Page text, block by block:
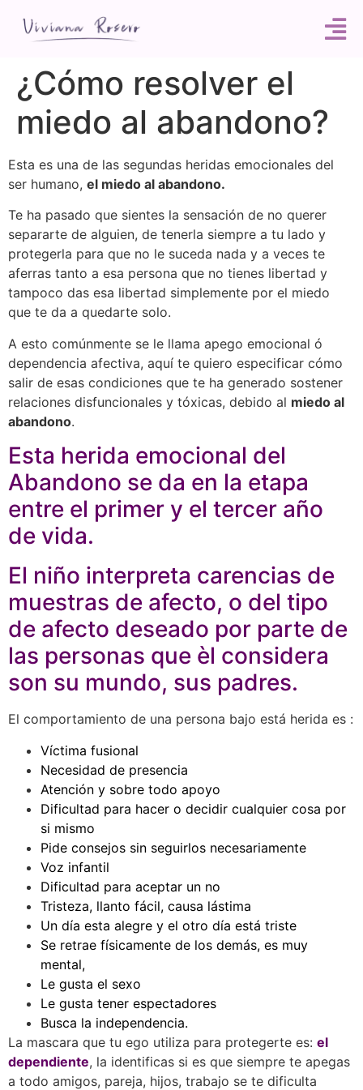
¿Cómo resolver el
miedo al abandono?
Esta es una de las segundas heridas emocionales del
ser humano, el miedo al abandono.
Te ha pasado que sientes la sensación de no querer
separarte de alguien, de tenerla siempre a tu lado y
protegerla para que no le suceda nada y a veces te
aferras tanto a esa persona que no tienes libertad y
tampoco das esa libertad simplemente por el miedo
que te da a quedarte solo.
A esto comúnmente se le llama apego emocional ó
dependencia afectiva, aquí te quiero especificar cómo
salir de esas condiciones que te ha generado sostener
relaciones disfuncionales y tóxicas, debido al miedo al
abandono.
Esta herida emocional del
Abandono se da en la etapa
entre el primer y el tercer año
de vida.
El niño interpreta carencias de
muestras de afecto, o del tipo
de afecto deseado por parte de
las personas que èl considera
son su mundo, sus padres.
El comportamiento de una persona bajo está herida es :
Víctima fusional
Necesidad de presencia
Atención y sobre todo apoyo
Dificultad para hacer o decidir cualquier cosa por
si mismo
Pide consejos sin seguirlos necesariamente
Voz infantil
Dificultad para aceptar un no
Tristeza, llanto fácil, causa lástima
Un día esta alegre y el otro día está triste
Se retrae físicamente de los demás, es muy
mental,
Le gusta el sexo
Le gusta tener espectadores
Busca la independencia.
La mascara que tu ego utiliza para protegerte es: el
dependiente, la identificas si es que siempre te apegas
a todo amigos, pareja, hijos, trabajo se te dificulta